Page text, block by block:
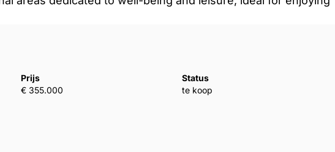
Prijs
€ 355.000
Status
te koop